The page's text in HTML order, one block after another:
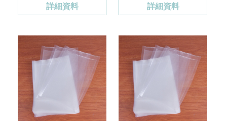
詳細資料 詳細資料